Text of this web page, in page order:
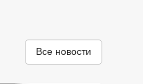
Все новости